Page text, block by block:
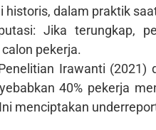
historis, dalam praktik
Jika terungkap,
pekerja.
Irawanti (2021)
40% pekerja
menciptakan